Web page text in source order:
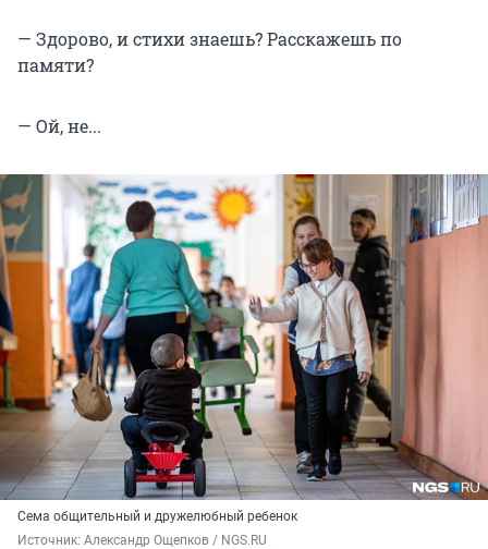
— Здорово, и стихи знаешь? Расскажешь по
памяти?
— Ой, не...
Сема общительный и дружелюбный ребенок
Источник: Александр Ощепков / NGS.RU